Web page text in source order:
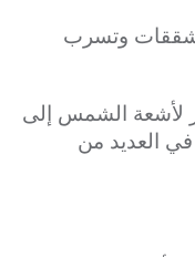
وتسرب
لأشعة الشمس إلى
في العديد من